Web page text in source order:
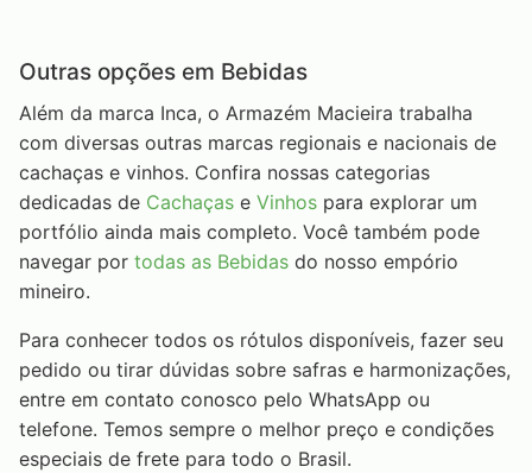
Outras opções em Bebidas
Além da marca Inca, o Armazém Macieira trabalha
com diversas outras marcas regionais e nacionais de
cachaças e vinhos. Confira nossas categorias
dedicadas de Cachaças e Vinhos para explorar um
portfólio ainda mais completo. Você também pode
navegar por todas as Bebidas do nosso empório
mineiro.
Para conhecer todos os rótulos disponíveis, fazer seu
pedido ou tirar dúvidas sobre safras e harmonizações,
entre em contato conosco pelo WhatsApp ou
telefone. Temos sempre o melhor preço e condições
especiais de frete para todo o Brasil.